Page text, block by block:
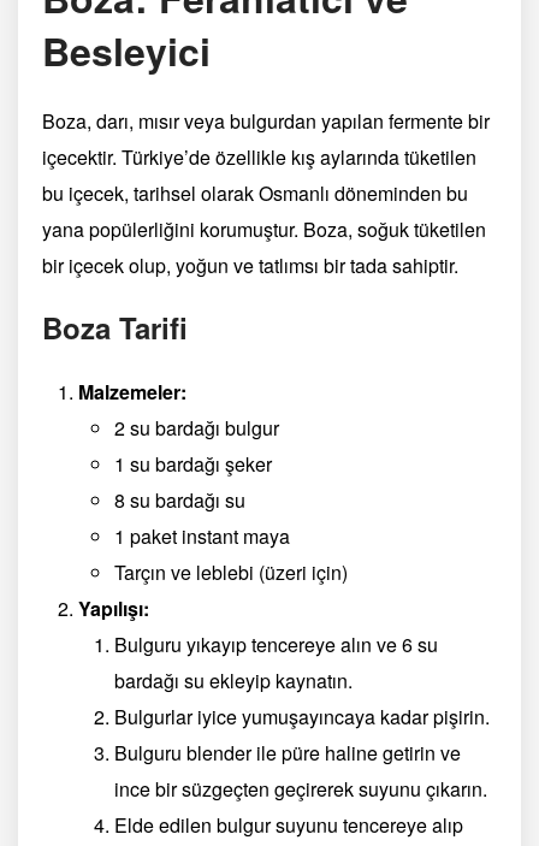
Besleyici
Boza, darı, mısır veya bulgurdan yapılan fermente bir
içecektir. Türkiye’de özellikle kış aylarında tüketilen
bu içecek, tarihsel olarak Osmanlı döneminden bu
yana popülerliğini korumuştur. Boza, soğuk tüketilen
bir içecek olup, yoğun ve tatlımsı bir tada sahiptir.
Boza Tarifi
Malzemeler:
2 su bardağı bulgur
1 su bardağı şeker
8 su bardağı su
1 paket instant maya
Tarçın ve leblebi (üzeri için)
Yapılışı:
Bulguru yıkayıp tencereye alın ve 6 su
bardağı su ekleyip kaynatın.
Bulgurlar iyice yumuşayıncaya kadar pişirin.
Bulguru blender ile püre haline getirin ve
ince bir süzgeçten geçirerek suyunu çıkarın.
Elde edilen bulgur suyunu tencereye alıp